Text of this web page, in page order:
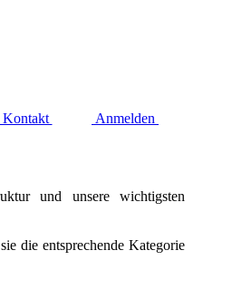
Kontakt Anmelden
und unsere wichtigsten
die entsprechende Kategorie